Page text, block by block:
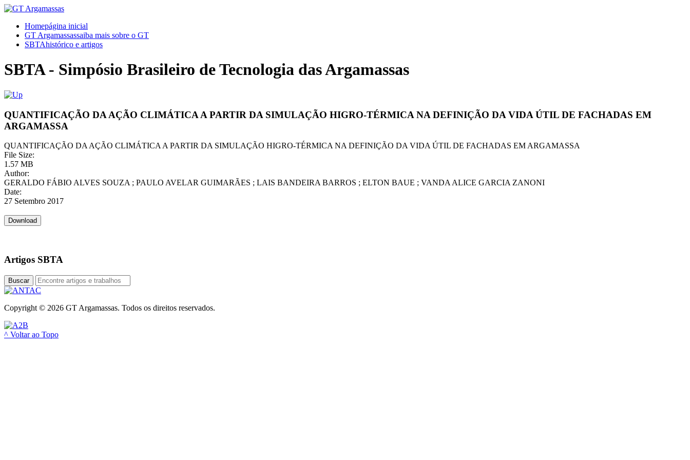
Homepágina inicial
GT Argamassassaiba mais sobre o GT
SBTAhistórico e artigos
SBTA - Simpósio Brasileiro de Tecnologia das Argamassas
QUANTIFICAÇÃO DA AÇÃO CLIMÁTICA A PARTIR DA SIMULAÇÃO HIGRO-TÉRMICA NA DEFINIÇÃO DA VIDA ÚTIL DE FACHADAS EM
ARGAMASSA
QUANTIFICAÇÃO DA AÇÃO CLIMÁTICA A PARTIR DA SIMULAÇÃO HIGRO-TÉRMICA NA DEFINIÇÃO DA VIDA ÚTIL DE FACHADAS EM ARGAMASSA
File Size:
1.57 MB
Author:
GERALDO FÁBIO ALVES SOUZA ; PAULO AVELAR GUIMARÃES ; LAIS BANDEIRA BARROS ; ELTON BAUE ; VANDA ALICE GARCIA ZANONI
Date:
27 Setembro 2017
Artigos SBTA
Buscar
Copyright © 2026 GT Argamassas. Todos os direitos reservados.
^ Voltar ao Topo